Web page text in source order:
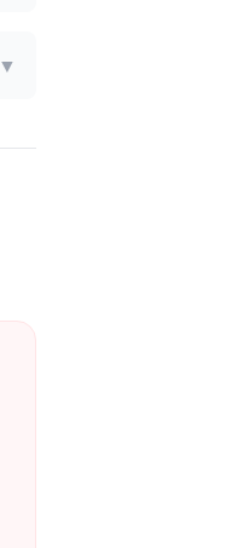
▼